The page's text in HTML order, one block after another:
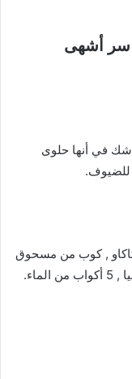
سر أشهى
شك في أنها حلوى
للضيوف.
, كوب من مسحوق